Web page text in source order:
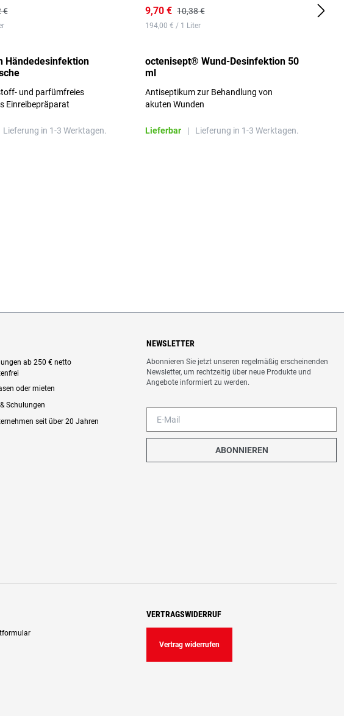
€
Händedesinfektion
und parfümfreies
Einreibepräparat
Lieferung in 1-3 Werktagen.
9,70 € 10,38 €
194,00 € / 1 Liter
octenisept® Wund-Desinfektion 50
ml
Antiseptikum zur Behandlung von
akuten Wunden
Lieferbar | Lieferung in 1-3 Werktagen.
ab 250 € netto
oder mieten
Schulungen
seit über 20 Jahren
NEWSLETTER
Abonnieren Sie jetzt unseren regelmäßig erscheinenden
Newsletter, um rechtzeitig über neue Produkte und
Angebote informiert zu werden.
ABONNIEREN
VERTRAGSWIDERRUF
Vertrag widerrufen